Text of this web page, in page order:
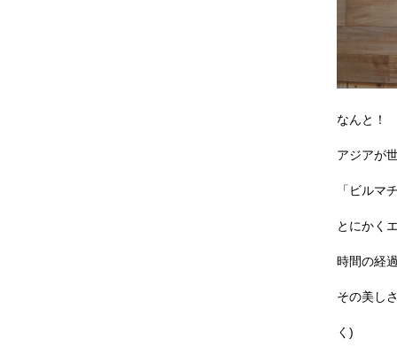
なんと！
アジアが
「ビルマ
とにかく
時間の経
その美し
く)